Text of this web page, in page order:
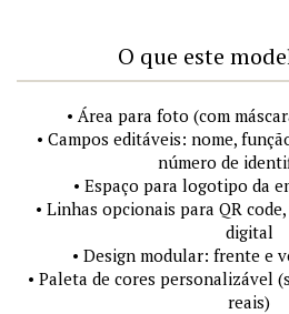
O que este
• Área para foto (com
• Campos editáveis: nome,
número de
• Espaço para logotipo da
• Linhas opcionais para QR
digital
• Design modular: frente e
• Paleta de cores personalizável
reais)